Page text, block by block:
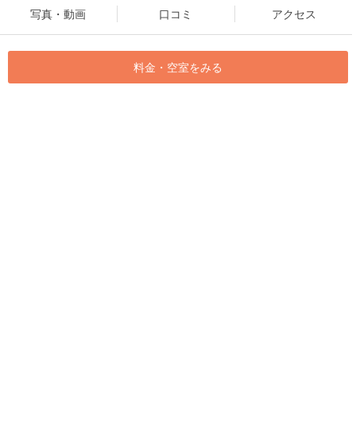
写真・動画 口コミ アクセス
料金・空室をみる